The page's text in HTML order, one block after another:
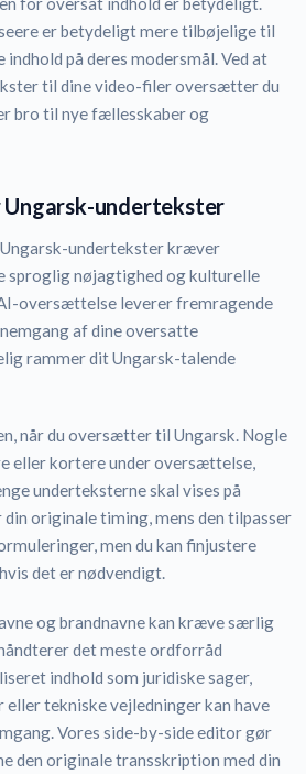
er betydeligt mere tilbøjelige til
indhold på deres modersmål. Ved at
til dine video-filer oversætter du
bro til nye fællesskaber og
undertekster
undertekster kræver
sproglig nøjagtighed og kulturelle
oversættelse leverer fremragende
af dine oversatte
rammer dit Ungarsk-talende
når du oversætter til Ungarsk. Nogle
eller kortere under oversættelse,
underteksterne skal vises på
originale timing, mens den tilpasser
men du kan finjustere
det er nødvendigt.
og brandnavne kan kræve særlig
det meste ordforråd
indhold som juridiske sager,
eller tekniske vejledninger kan have
Vores side-by-side editor gør
den originale transskription med din